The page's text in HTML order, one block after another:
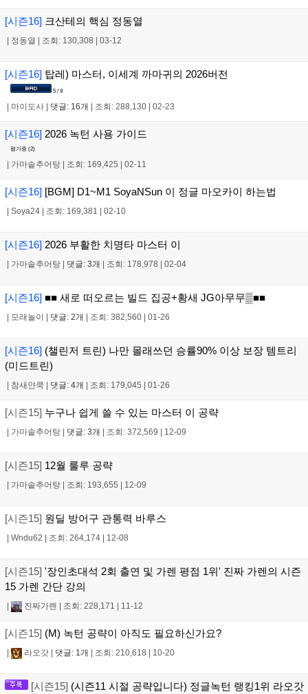
[시즌16] 크산테의 핵심 정동열
정동열 조회: 130,308 03-12
[시즌16] 탑레) 마스터, 이세계 까마귀의 2026버전
5 / 9
마이도사 댓글: 16개 조회: 288,130 02-23
[시즌16] 2026 녹턴 사용 가이드
평가중 (2)
| 가마솥추어탕 | 조회: 169,425 | 02-11
[시즌16] [BGM] D1~M1 SoyaNSun 이 정글 마오카이 하는법
| Soya24 | 조회: 169,381 | 02-10
[시즌16] 2026 부활한 치명타 마스터 이
| 가마솥추어탕 | 댓글: 3개 | 조회: 178,978 | 02-04
[시즌16] ■■ 새로 떠오르는 빌드 집공+황새 JG아무무▒■■
| 모래놀이 | 댓글: 2개 | 조회: 382,560 | 01-26
[시즌16] (챌린저 트린) 나만 몰래쓰던 승률90% 이상 보장 템트리
(미드트린)
| 참새얀쿡 | 댓글: 4개 | 조회: 179,045 | 01-26
[시즌15] 누구나 쉽게 쓸 수 있는 마스터 이 공략
| 가마솥추어탕 | 댓글: 3개 | 조회: 372,569 | 12-09
[시즌15] 12월 룰루 공략
| 가마솥추어탕 | 조회: 193,655 | 12-09
[시즌15] 원딜 방어구 관통력 바루스
| Wndu62 | 조회: 264,174 | 12-08
[시즌15] '장인초대석 2회 출연 및 가렌 평점 1위' 진짜 가렌의 시즌
15 가렌 간단 강의
| 진짜가렌 | 조회: 228,171 | 11-12
[시즌15] (M) 녹턴 공략이 아직도 필요하신가요?
| 라오갓 | 댓글: 1개 | 조회: 210,618 | 10-20
[시즌15] (시즌11 시절 공략입니다) 정글녹턴 랭킹1위 라오갓